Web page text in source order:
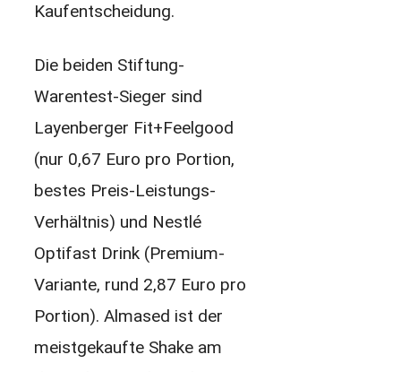
Kaufentscheidung.
Die beiden Stiftung-
Warentest-Sieger sind
Layenberger Fit+Feelgood
(nur 0,67 Euro pro Portion,
bestes Preis-Leistungs-
Verhältnis) und Nestlé
Optifast Drink (Premium-
Variante, rund 2,87 Euro pro
Portion). Almased ist der
meistgekaufte Shake am